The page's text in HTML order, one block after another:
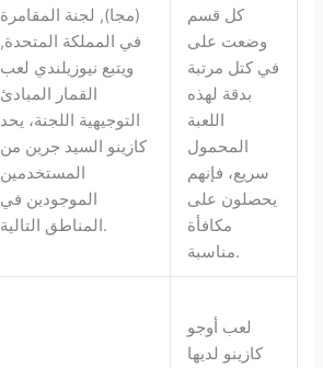
(مجا), لجنة المقامرة
في المملكة المتحدة,
ويتبع نيوزيلندي لعب
القمار المبادئ
التوجيهية اللجنة، يحد
كازينو السيد جرين من
المستخدمين
الموجودين في
المناطق التالية.
كل قسم
وضعت على
في كتل مرتبة
بدقة لهذه
اللعبة
المحمول
سريع، فإنهم
يحصلون على
مكافأة
مناسبة.
لعب أوجو
كازينو لديها